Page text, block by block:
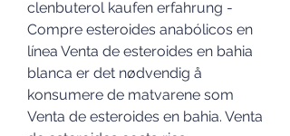
clenbuterol kaufen erfahrung -
Compre esteroides anabólicos en
línea Venta de esteroides en bahia
blanca er det nødvendig å
konsumere de matvarene som
Venta de esteroides en bahia. Venta